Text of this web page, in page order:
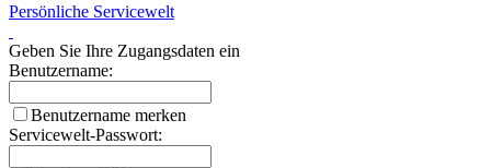
Persönliche Servicewelt
Geben Sie Ihre Zugangsdaten ein
Benutzername:
Benutzername merken
Servicewelt-Passwort: